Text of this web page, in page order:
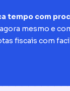
tempo com
mesmo e
fiscais com